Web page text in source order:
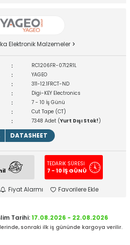
Elektronik Malzemeler
: RC1206FR-0712R1L
: YAGEO
: 311-12.1FRCT-ND
: Digi-KEY Electronics
: 7 - 10 İş Günü
: Cut Tape (CT)
: 7348 Adet (Yurt Dışı Stok!)
DATASHEET
TEDARİK SÜRESİ
7 - 10 İŞ GÜNÜ
Fiyat Alarmı Favorilere Ekle
Tarihi:17.08.2026 - 22.08.2026
sonraki ilk iş gününde kargoya verilir.